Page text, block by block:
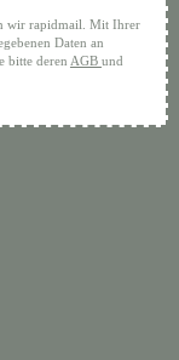
wir rapidmail. Mit Ihrer
Daten an
bitte deren AGB und